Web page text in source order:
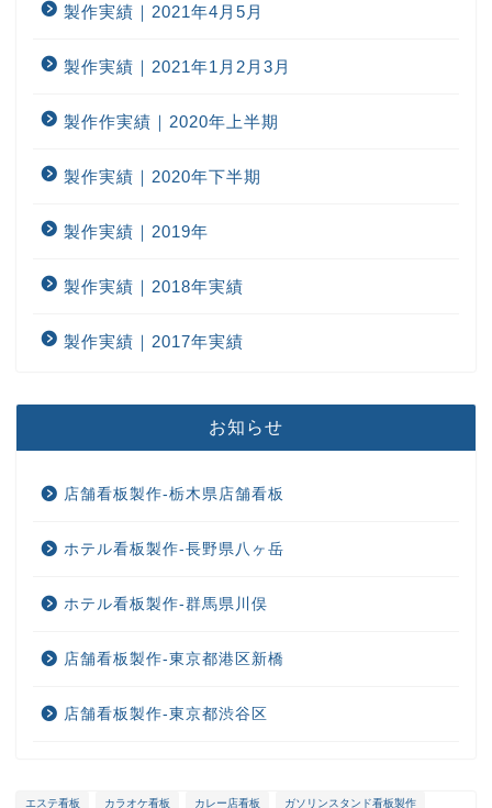
製作実績｜2021年4月5月
製作実績｜2021年1月2月3月
製作作実績｜2020年上半期
製作実績｜2020年下半期
製作実績｜2019年
製作実績｜2018年実績
製作実績｜2017年実績
お知らせ
店舗看板製作-栃木県店舗看板
ホテル看板製作-長野県八ヶ岳
ホテル看板製作-群馬県川俣
店舗看板製作-東京都港区新橋
店舗看板製作-東京都渋谷区
エステ看板 カラオケ看板 カレー店看板 ガソリンスタンド看板製作